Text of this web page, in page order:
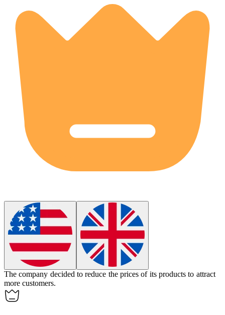
The company decided toreduce the prices of its products to attract
more customers.